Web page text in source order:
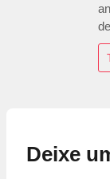
Deixe